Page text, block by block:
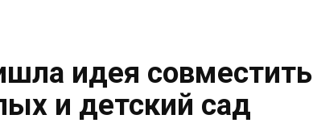
идея совместить
и детский сад